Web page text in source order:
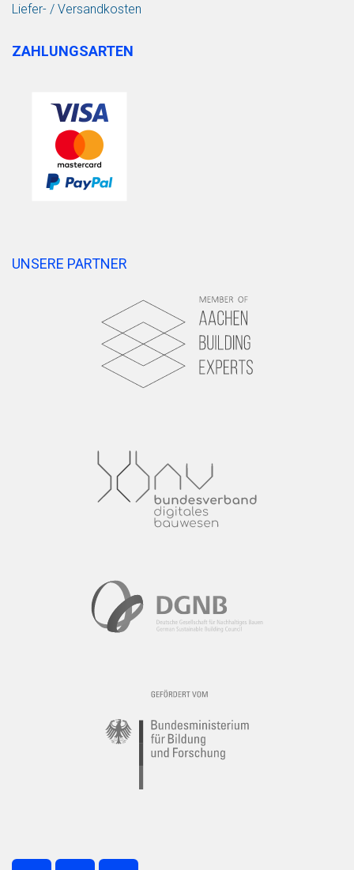
Liefer- / Versandkosten
ZAHLUNGSARTEN
UNSERE PARTNER